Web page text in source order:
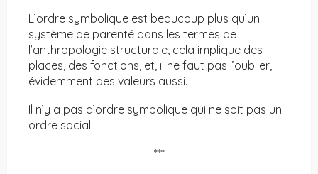
L’ordre symbolique est beaucoup plus qu’un
système de parenté dans les termes de
l’anthropologie structurale, cela implique des
places, des fonctions, et, il ne faut pas l’oublier,
évidemment des valeurs aussi.
Il n’y a pas d’ordre symbolique qui ne soit pas un
ordre social.
***